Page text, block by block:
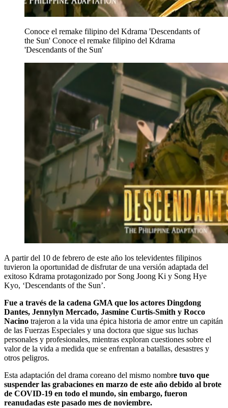
Conoce el remake filipino del Kdrama 'Descendants of
the Sun' Conoce el remake filipino del Kdrama
'Descendants of the Sun'
A partir del 10 de febrero de este año los televidentes filipinos
tuvieron la oportunidad de disfrutar de una versión adaptada del
exitoso Kdrama protagonizado por Song Joong Ki y Song Hye
Kyo, ‘Descendants of the Sun’.
Fue a través de la cadena GMA que los actores Dingdong
Dantes, Jennylyn Mercado, Jasmine Curtis-Smith y Rocco
Nacino trajeron a la vida una épica historia de amor entre un capitán
de las Fuerzas Especiales y una doctora que sigue sus luchas
personales y profesionales, mientras exploran cuestiones sobre el
valor de la vida a medida que se enfrentan a batallas, desastres y
otros peligros.
Esta adaptación del drama coreano del mismo nombre tuvo que
suspender las grabaciones en marzo de este año debido al brote
de COVID-19 en todo el mundo, sin embargo, fueron
reanudadas este pasado mes de noviembre.